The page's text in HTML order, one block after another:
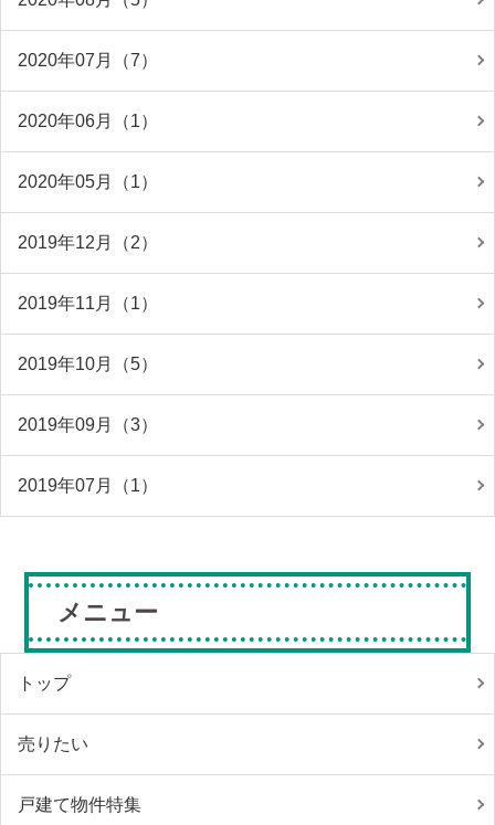
2020年07月（7）
2020年06月（1）
2020年05月（1）
2019年12月（2）
2019年11月（1）
2019年10月（5）
2019年09月（3）
2019年07月（1）
メニュー
トップ
売りたい
戸建て物件特集